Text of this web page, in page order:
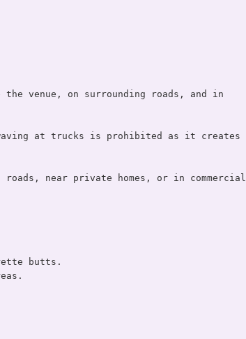
venue, on surrounding roads, and in
at trucks is prohibited as it creates
near private homes, or in commercial
butts.